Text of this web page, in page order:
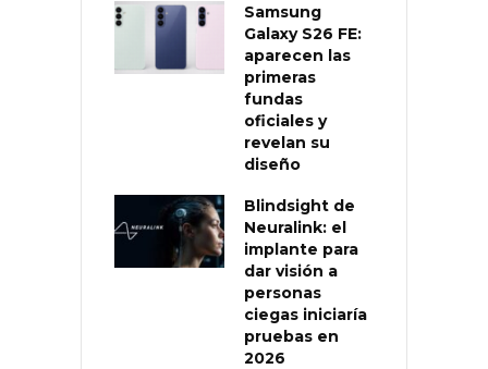
Samsung
Galaxy S26 FE:
aparecen las
primeras
fundas
oficiales y
revelan su
diseño
Blindsight de
Neuralink: el
implante para
dar visión a
personas
ciegas iniciaría
pruebas en
2026